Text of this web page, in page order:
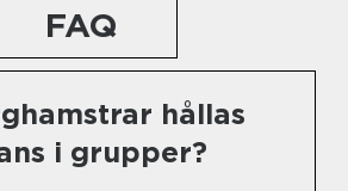
FAQ
hållas
i grupper?